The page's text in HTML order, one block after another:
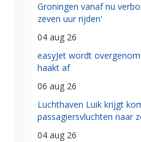
Groningen vanaf nu
zeven uur rijden'
04 aug 26
easyJet wordt
haakt af
06 aug 26
Luchthaven Luik krijgt
passagiersvluchten naar
04 aug 26